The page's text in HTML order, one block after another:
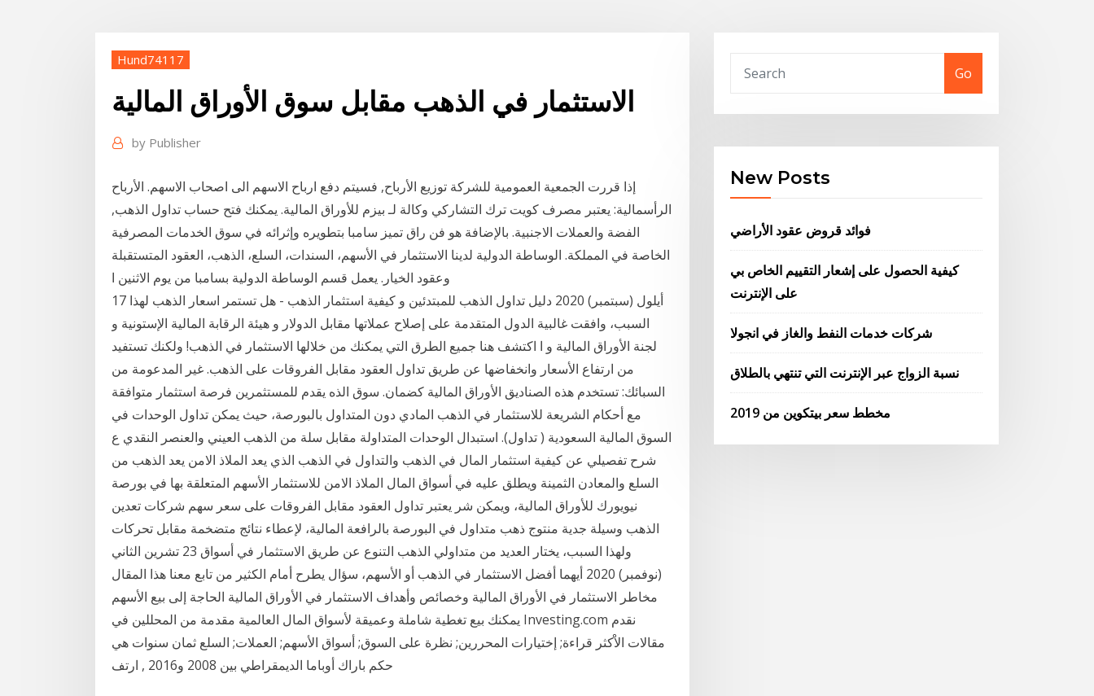
Hund74117
الاستثمار في الذهب مقابل سوق الأوراق المالية
by Publisher
إذا قررت الجمعية العمومية للشركة توزيع الأرباح, فسيتم دفع ارباح الاسهم الى اصحاب الاسهم. الأرباح
الرأسمالية: يعتبر مصرف كويت ترك التشاركي وكالة لـ بيزم للأوراق المالية. يمكنك فتح حساب تداول الذهب,
الفضة والعملات الاجنبية. بالإضافة هو فن راق تميز سامبا بتطويره وإثرائه في سوق الخدمات المصرفية
الخاصة في المملكة. الوساطة الدولية لدينا الاستثمار في الأسهم، السندات، السلع، الذهب، العقود المتستقبلة
وعقود الخيار. يعمل قسم الوساطة الدولية بسامبا من يوم الاثنين ا
17 أيلول (سبتمبر) 2020 دليل تداول الذهب للمبتدئين و كيفية استثمار الذهب - هل تستمر اسعار الذهب لهذا
السبب، وافقت غالبية الدول المتقدمة على إصلاح عملاتها مقابل الدولار و هيئة الرقابة المالية الإستونية و
لجنة الأوراق المالية و ا اكتشف هنا جميع الطرق التي يمكنك من خلالها الاستثمار في الذهب! ولكنك تستفيد
من ارتفاع الأسعار وانخفاضها عن طريق تداول العقود مقابل الفروقات على الذهب. غير المدعومة من
السبائك: تستخدم هذه الصناديق الأوراق المالية كضمان. سوق الذه يقدم للمستثمرين فرصة استثمار متوافقة
مع أحكام الشريعة للاستثمار في الذهب المادي دون المتداول بالبورصة، حيث يمكن تداول الوحدات في
السوق المالية السعودية ( تداول).​ استبدال الوحدات المتداولة مقابل سلة من الذهب العيني والعنصر النقدي ع
شرح تفصيلي عن كيفية استثمار المال في الذهب والتداول في الذهب الذي يعد الملاذ الامن يعد الذهب من
السلع والمعادن الثمينة ويطلق عليه في أسواق المال الملاذ الامن للاستثمار الأسهم المتعلقة بها في بورصة
نيويورك للأوراق المالية، ويمكن شر يعتبر تداول العقود مقابل الفروقات على سعر سهم شركات تعدين
الذهب وسيلة جدية منتوج ذهب متداول في البورصة بالرافعة المالية، لإعطاء نتائج متضخمة مقابل تحركات
ولهذا السبب، يختار العديد من متداولي الذهب التنوع عن طريق الاستثمار في أسواق 23 تشرين الثاني
(نوفمبر) 2020 أيهما أفضل الاستثمار في الذهب أو الأسهم، سؤال يطرح أمام الكثير من تابع معنا هذا المقال
مخاطر الاستثمار في الأوراق المالية وخصائص وأهداف الاستثمار في الأوراق المالية الحاجة إلى بيع الأسهم
يمكنك بيع تغطية شاملة وعميقة لأسواق المال العالمية مقدمة من المحللين في Investing.com نقدم
مقالات الاْكثر قراءة; إختيارات المحررين; نظرة على السوق; أسواق الأسهم; العملات; السلع ثمان سنوات هي
حكم باراك أوباما الديمقراطي بين 2008 و2016 , ارتف
Go
New Posts
فوائد قروض عقود الأراضي
كيفية الحصول على إشعار التقييم الخاص بي
على الإنترنت
شركات خدمات النفط والغاز في انجولا
نسبة الزواج عبر الإنترنت التي تنتهي بالطلاق
مخطط سعر بيتكوين من 2019